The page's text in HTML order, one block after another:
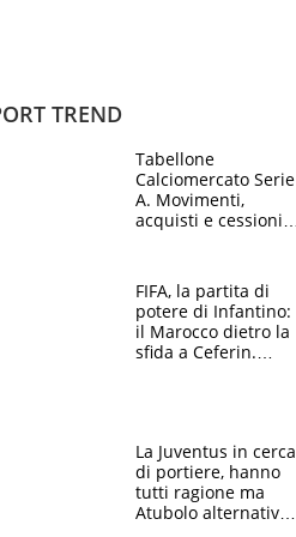
TREND
Tabellone
Calciomercato Serie
A. Movimenti,
acquisti e cessioni:
FIFA, la partita di
potere di Infantino:
il Marocco dietro la
sfida a Ceferin.
La Juventus in cerca
di portiere, hanno
tutti ragione ma
Atubolo alternativa